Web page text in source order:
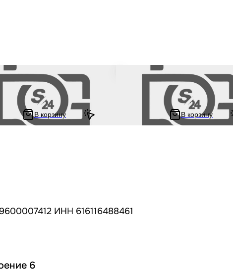
ключей на мотоцикл и скутер в
HELMET #8
₽ В корзину
Брелок для ключей на мотоцикл и
форме шлема HELMET #9
420 ₽ В корзину
ИНН 616116488461
6